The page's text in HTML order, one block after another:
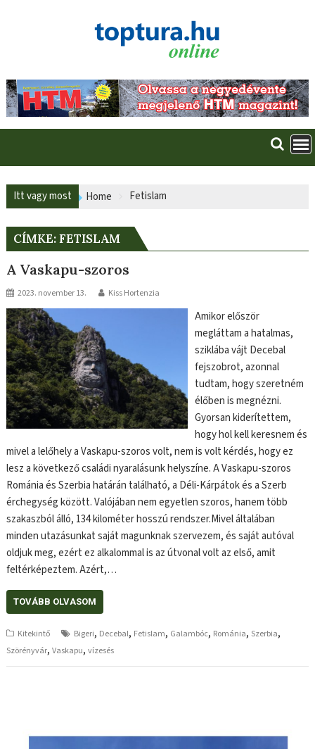
Itt vagy most Home Fetislam
CÍMKE:FETISLAM
A Vaskapu-szoros
2023. november 13. Kiss Hortenzia
Amikor először
megláttam a hatalmas,
sziklába vájt Decebal
fejszobrot, azonnal
tudtam, hogy szeretném
élőben is megnézni.
Gyorsan kiderítettem,
hogy hol kell keresnem és
mivel a lelőhely a Vaskapu-szoros volt, nem is volt kérdés, hogy ez
lesz a következő családi nyaralásunk helyszíne. A Vaskapu-szoros
Románia és Szerbia határán található, a Déli-Kárpátok és a Szerb
érchegység között. Valójában nem egyetlen szoros, hanem több
szakaszból álló, 134 kilométer hosszú rendszer.Mivel általában
minden utazásunkat saját magunknak szervezem, és saját autóval
oldjuk meg, ezért ez alkalommal is az útvonal volt az első, amit
feltérképeztem. Azért,…
TOVÁBB OLVASOM
Kitekintő Bigeri, Decebal, Fetislam, Galambóc, Románia, Szerbia,
Szörényvár,Vaskapu,vízesés